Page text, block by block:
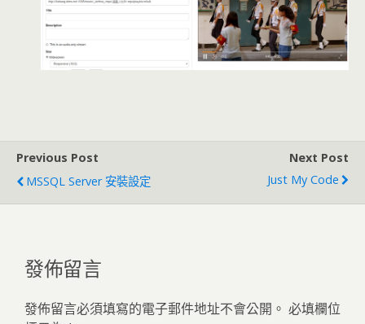
Previous Post
MSSQL Server 安裝設定
Next Post
Just My Code
發佈留言
發佈留言必須填寫的電子郵件地址不會公開。 必填欄位